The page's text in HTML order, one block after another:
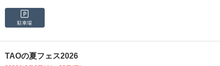
駐車場
TAOの夏フェス2026